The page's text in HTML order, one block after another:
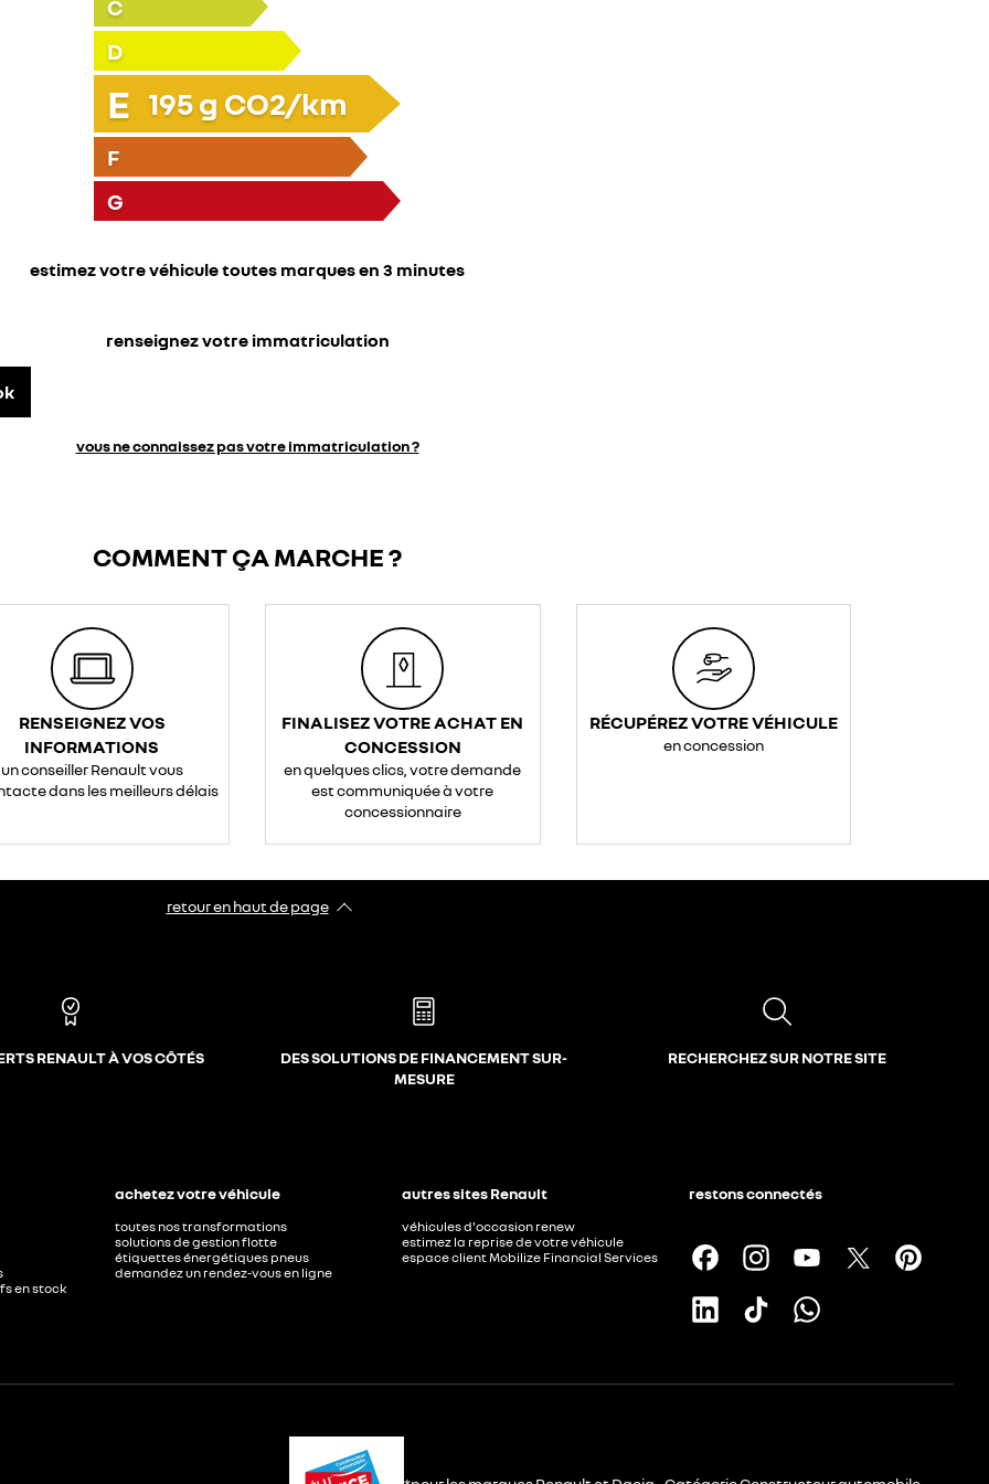
C
D
E 195g CO2/km
F
G
estimez votre véhicule toutes marques en 3 minutes
renseignez votre immatriculation
vous ne connaissez pas votre immatriculation ?
COMMENT ÇA MARCHE ?
RENSEIGNEZ VOS
INFORMATIONS
un conseiller Renault vous
dans les meilleurs délais
FINALISEZ VOTRE ACHAT EN
CONCESSION
en quelques clics, votre demande
est communiquée à votre
concessionnaire
RÉCUPÉREZ VOTRE VÉHICULE
en concession
retour en haut de page​
RENAULT À VOS CÔTÉS
DES SOLUTIONS DE FINANCEMENT SUR-
MESURE
RECHERCHEZ SUR NOTRE SITE
en stock
achetez votre véhicule
toutes nos transformations
solutions de gestion flotte
étiquettes énergétiques pneus
demandez un rendez-vous en ligne
autres sites Renault
véhicules d'occasion renew
estimez la reprise de votre véhicule
espace client Mobilize Financial Services
restons connectés